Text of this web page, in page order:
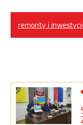
remonty i